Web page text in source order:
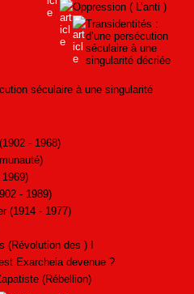
Oppression ( L’anti )
Transidentités :
d’une persécution
séculaire à une
singularité décriée
séculaire à une singularité
- 1968)
- 1989)
(1914 - 1977)
(Révolution des ) I
Exarcheia devenue ?
(Rébellion)